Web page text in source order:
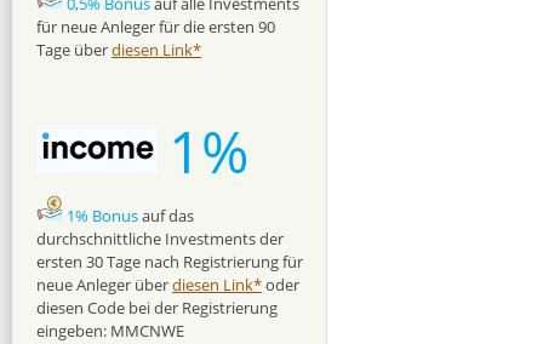
für neue Anleger für die ersten 90
Tage überdiesen Link*
1%
1% Bonusauf das
durchschnittliche Investments der
ersten 30 Tage nach Registrierung für
neue Anleger überdiesen Link*oder
diesen Code bei der Registrierung
eingeben: MMCNWE